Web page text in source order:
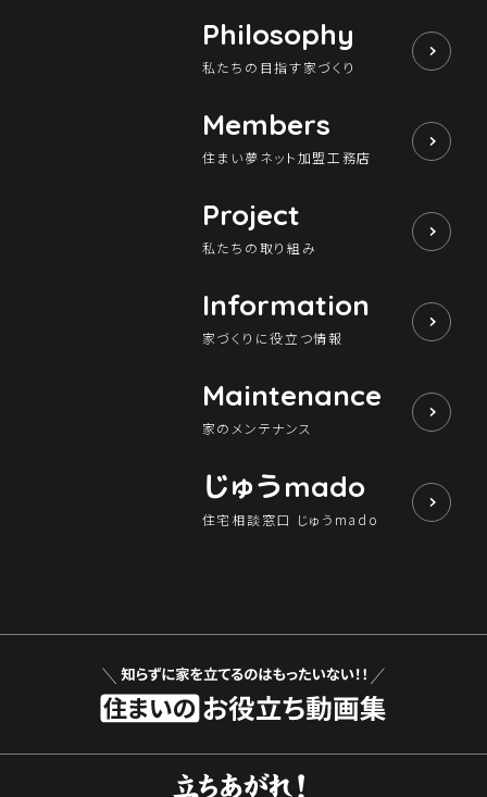
Philosophy
私たちの目指す家づくり
Members
住まい夢ネット加盟工務店
Project
私たちの取り組み
Information
家づくりに役立つ情報
Maintenance
家のメンテナンス
じゅうmado
住宅相談窓口 じゅうmado